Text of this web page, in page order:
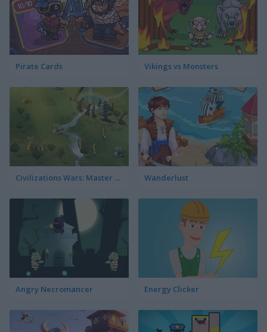
Pirate Cards Vikings vs Monsters
Civilizations Wars: Master Edition Wanderlust
Angry Necromancer Energy Clicker